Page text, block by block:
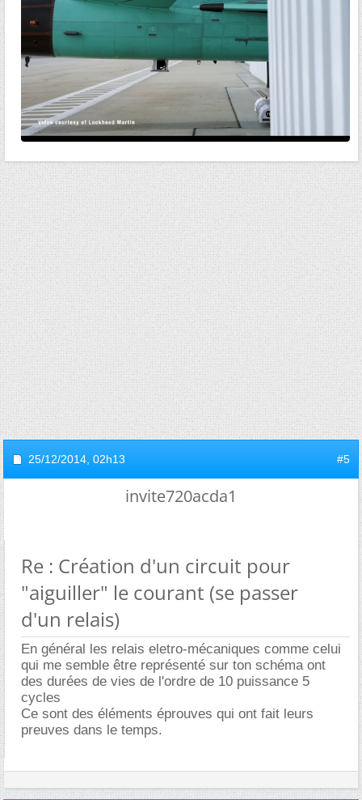
25/12/2014, 02h13 #5
invite720acda1
Re : Création d'un circuit pour
"aiguiller" le courant (se passer
d'un relais)
En général les relais eletro-mécaniques comme celui
qui me semble être représenté sur ton schéma ont
des durées de vies de l'ordre de 10 puissance 5
cycles
Ce sont des éléments éprouves qui ont fait leurs
preuves dans le temps.